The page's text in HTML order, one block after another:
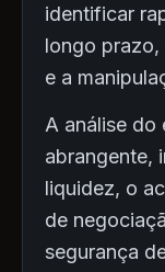
identificar
longo
e a
A análise do
abrangente,
liquidez, o
de
segurança